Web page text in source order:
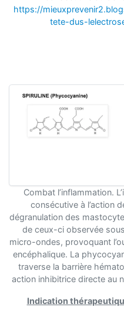
https://
tete-dus-
Combat l’inflammation.
consécutive à l’action
dégranulation des
de ceux-ci observée
micro-ondes, provoquant
encéphalique. La
traverse la barrière
action inhibitrice directe au
Indication